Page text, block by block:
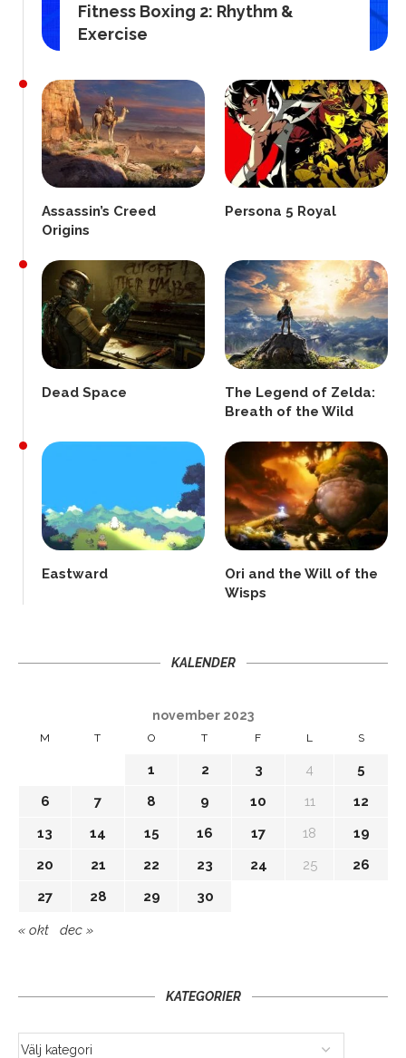
Fitness Boxing 2: Rhythm &
Exercise
Assassin’s Creed
Origins
Persona 5 Royal
Dead Space
The Legend of Zelda:
Breath of the Wild
Eastward
Ori and the Will of the
Wisps
KALENDER
november 2023
M T O T F L S
1 2 3 4
5
6
7 8 9 10 11
12
13
14 15 16 17 18
19
20
21 22 23 24 25
26
27
28 29 30
« okt dec »
KATEGORIER